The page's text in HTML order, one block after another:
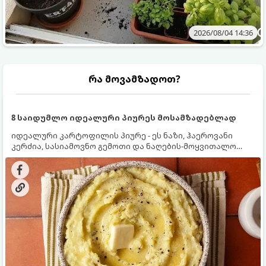
2026/08/04 14:36
რა მოვამზადოთ?
8 საიდუმლო იდეალური პიურეს მოსამზადებლად
იდეალური კარტოფილის პიურე - ეს ნაზი, ჰაეროვანი
კერძია, სასიამოვნო გემოთი და ნაღების-მოყვითალო
ფერით. მისი მომზადება ძალიან მარტივია, მაგრამ
არსებობს რამდენიმე საიდუმლო, რომლებიც უნდა
იცოდეთ, რომ პიურე იდეალურად გემრიელი გამოვიდეს.